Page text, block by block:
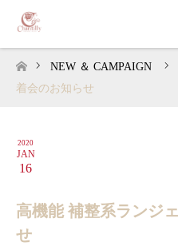
NEW ＆ CAMPAIGN
着会のお知らせ
2020
JAN
16
高機能 補整系ランジ
せ